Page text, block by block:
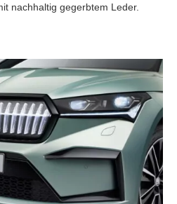
nachhaltig gegerbtem Leder.